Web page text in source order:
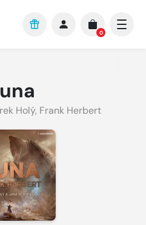
0
Holý, Frank Herbert